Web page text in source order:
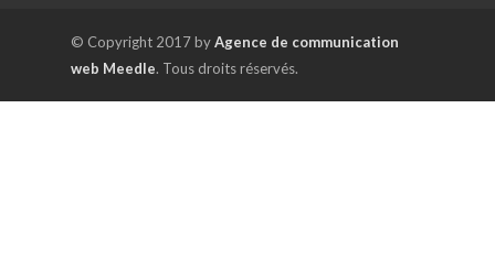
© Copyright 2017 byAgence de communication
web Meedle. Tous droits réservés.